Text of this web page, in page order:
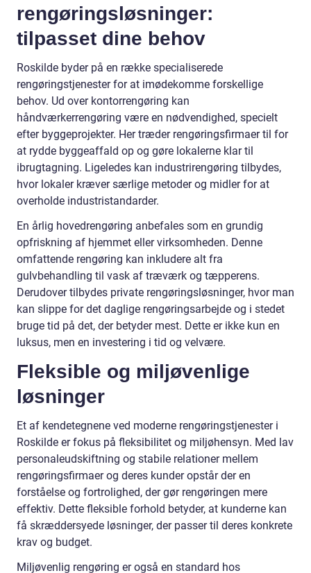
rengøringsløsninger:
tilpasset dine behov
Roskilde byder på en række specialiserede
rengøringstjenester for at imødekomme forskellige
behov. Ud over kontorrengøring kan
håndværkerrengøring være en nødvendighed, specielt
efter byggeprojekter. Her træder rengøringsfirmaer til for
at rydde byggeaffald op og gøre lokalerne klar til
ibrugtagning. Ligeledes kan industrirengøring tilbydes,
hvor lokaler kræver særlige metoder og midler for at
overholde industristandarder.
En årlig hovedrengøring anbefales som en grundig
opfriskning af hjemmet eller virksomheden. Denne
omfattende rengøring kan inkludere alt fra
gulvbehandling til vask af træværk og tæpperens.
Derudover tilbydes private rengøringsløsninger, hvor man
kan slippe for det daglige rengøringsarbejde og i stedet
bruge tid på det, der betyder mest. Dette er ikke kun en
luksus, men en investering i tid og velvære.
Fleksible og miljøvenlige
løsninger
Et af kendetegnene ved moderne rengøringstjenester i
Roskilde er fokus på fleksibilitet og miljøhensyn. Med lav
personaleudskiftning og stabile relationer mellem
rengøringsfirmaer og deres kunder opstår der en
forståelse og fortrolighed, der gør rengøringen mere
effektiv. Dette fleksible forhold betyder, at kunderne kan
få skræddersyede løsninger, der passer til deres konkrete
krav og budget.
Miljøvenlig rengøring er også en standard hos